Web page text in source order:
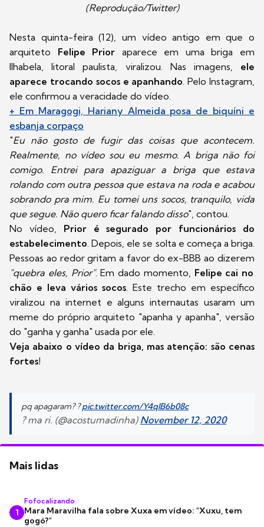
(Reprodução/Twitter)
Nesta quinta-feira (12), um vídeo antigo em que o
arquiteto Felipe Prior aparece em uma briga em
Ilhabela, litoral paulista, viralizou. Nas imagens, ele
aparece trocando socos e apanhando. Pelo Instagram,
ele confirmou a veracidade do vídeo.
+ Em Maragogi, Hariany Almeida posa de biquíni e
esbanja corpaço
"Eu não gosto de fugir das coisas que acontecem.
Realmente, no vídeo sou eu mesmo. A briga não foi
comigo. Entrei para apaziguar a briga que estava
rolando com outra pessoa que estava na roda e acabou
sobrando pra mim. Eu tomei uns socos, tranquilo, vida
que segue. Não quero ficar falando disso", contou.
No vídeo, Prior é segurado por funcionários do
estabelecimento. Depois, ele se solta e começa a briga.
Pessoas ao redor gritam a favor do ex-BBB ao dizerem
"quebra eles, Prior". Em dado momento, Felipe cai no
chão e leva vários socos. Este trecho em específico
viralizou na internet e alguns internautas usaram um
meme do próprio arquiteto "apanha y apanha", versão
do "ganha y ganha" usada por ele.
Veja abaixo o vídeo da briga, mas atenção: são cenas
fortes!
pq apagaram? ?pic.twitter.com/Y4qIB6b08c
? ma ri. (@acostumadinha) November 12, 2020
Mais lidas
1
Fofocalizando
Mara Maravilha fala sobre Xuxa em vídeo: "Xuxu, tem
gogó?"